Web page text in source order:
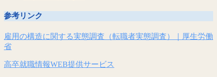
参考リンク
雇用の構造に関する実態調査（転職者実態調査）｜厚生労働
省
高卒就職情報WEB提供サービス